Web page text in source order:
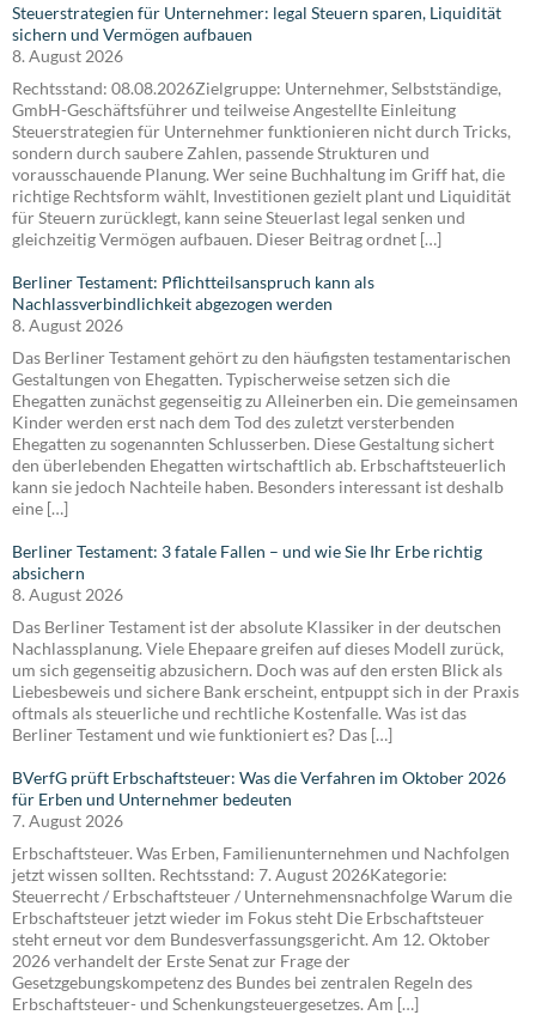
Steuerstrategien für Unternehmer: legal Steuern sparen, Liquidität
sichern und Vermögen aufbauen
8. August 2026
Rechtsstand: 08.08.2026Zielgruppe: Unternehmer, Selbstständige,
GmbH-Geschäftsführer und teilweise Angestellte Einleitung
Steuerstrategien für Unternehmer funktionieren nicht durch Tricks,
sondern durch saubere Zahlen, passende Strukturen und
vorausschauende Planung. Wer seine Buchhaltung im Griff hat, die
richtige Rechtsform wählt, Investitionen gezielt plant und Liquidität
für Steuern zurücklegt, kann seine Steuerlast legal senken und
gleichzeitig Vermögen aufbauen. Dieser Beitrag ordnet […]
Berliner Testament: Pflichtteilsanspruch kann als
Nachlassverbindlichkeit abgezogen werden
8. August 2026
Das Berliner Testament gehört zu den häufigsten testamentarischen
Gestaltungen von Ehegatten. Typischerweise setzen sich die
Ehegatten zunächst gegenseitig zu Alleinerben ein. Die gemeinsamen
Kinder werden erst nach dem Tod des zuletzt versterbenden
Ehegatten zu sogenannten Schlusserben. Diese Gestaltung sichert
den überlebenden Ehegatten wirtschaftlich ab. Erbschaftsteuerlich
kann sie jedoch Nachteile haben. Besonders interessant ist deshalb
eine […]
Berliner Testament: 3 fatale Fallen – und wie Sie Ihr Erbe richtig
absichern
8. August 2026
Das Berliner Testament ist der absolute Klassiker in der deutschen
Nachlassplanung. Viele Ehepaare greifen auf dieses Modell zurück,
um sich gegenseitig abzusichern. Doch was auf den ersten Blick als
Liebesbeweis und sichere Bank erscheint, entpuppt sich in der Praxis
oftmals als steuerliche und rechtliche Kostenfalle. Was ist das
Berliner Testament und wie funktioniert es? Das […]
BVerfG prüft Erbschaftsteuer: Was die Verfahren im Oktober 2026
für Erben und Unternehmer bedeuten
7. August 2026
Erbschaftsteuer. Was Erben, Familienunternehmen und Nachfolgen
jetzt wissen sollten. Rechtsstand: 7. August 2026Kategorie:
Steuerrecht / Erbschaftsteuer / Unternehmensnachfolge Warum die
Erbschaftsteuer jetzt wieder im Fokus steht Die Erbschaftsteuer
steht erneut vor dem Bundesverfassungsgericht. Am 12. Oktober
2026 verhandelt der Erste Senat zur Frage der
Gesetzgebungskompetenz des Bundes bei zentralen Regeln des
Erbschaftsteuer- und Schenkungsteuergesetzes. Am […]